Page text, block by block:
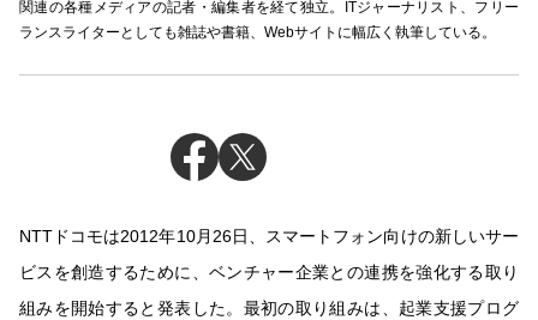
関連の各種メディアの記者・編集者を経て独立。ITジャーナリスト、フリー
ランスライターとしても雑誌や書籍、Webサイトに幅広く執筆している。
NTTドコモは2012年10月26日、スマートフォン向けの新しいサー
ビスを創造するために、ベンチャー企業との連携を強化する取り
組みを開始すると発表した。最初の取り組みは、起業支援プログ